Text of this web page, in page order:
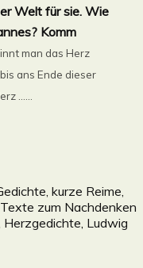
Welt für sie. Wie
Komm
man das Herz
ans Ende dieser
......
kurze Reime,
zum Nachdenken
Herzgedichte Ludwig